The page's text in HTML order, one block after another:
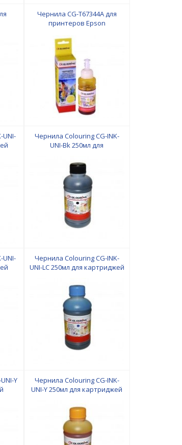
L850/L1800
70
Чернила CG-T67344A для
принтеров Epson
на водной основе Yellow 70
мл Colouring
UNI-
Чернила Colouring CG-INK-
UNI-Bk 250мл для
Canon/Epson/HP/Lexmark
UNI-
Чернила Colouring CG-INK-
UNI-LС 250мл для картриджей
Y
Чернила Colouring CG-INK-
UNI-Y 250мл для картриджей